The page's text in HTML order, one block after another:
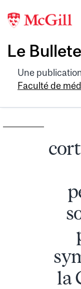
Le
Une
Faculté de
la